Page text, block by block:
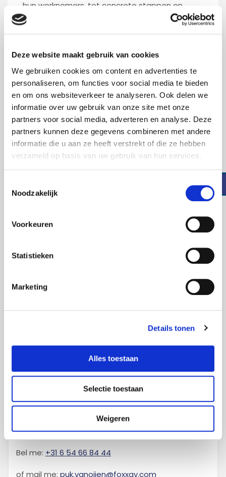
Deze website maakt gebruik van cookies
We gebruiken cookies om content en advertenties te
personaliseren, om functies voor social media te bieden
en om ons websiteverkeer te analyseren. Ook delen we
informatie over uw gebruik van onze site met onze
partners voor social media, adverteren en analyse. Deze
partners kunnen deze gegevens combineren met andere
informatie die u aan ze heeft verstrekt of die ze hebben
verzameld op basis van uw gebruik van hun services.
Noodzakelijk
Voorkeuren
Statistieken
Marketing
Details tonen
Alles toestaan
Selectie toestaan
Weigeren
hun werknemers, tot concrete stappen en
invoering. Tegelijkertijd verhoogt het werkplezier
en productiviteit. En daar is het om te doen.
Nieuwsgierig wat FOXX AV, HIPP Consultancy
en MICoCo voor jouw organisatie en de
introductie of optimalisering van hybride
werken kunnen betekenen? Neem dan
contact op met Cas, Michel of Stefan. Hun
gegevens staan hiernaast.
Download hier ons whitepaper "Hybride Werken"
Uw accountmanager
Projects Noord-Limburg, Brabant en Gelderland
Bel me: +31 6 54 66 84 44
of mail me: puk.vanoijen@foxxav.com